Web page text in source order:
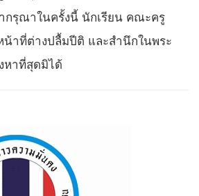
กรุณาในครั้งนี้ นักเรียน คณะครู
น้าที่ต่างปลื้มปีติ และสำนึกในพระ
าที่สุดมิได้